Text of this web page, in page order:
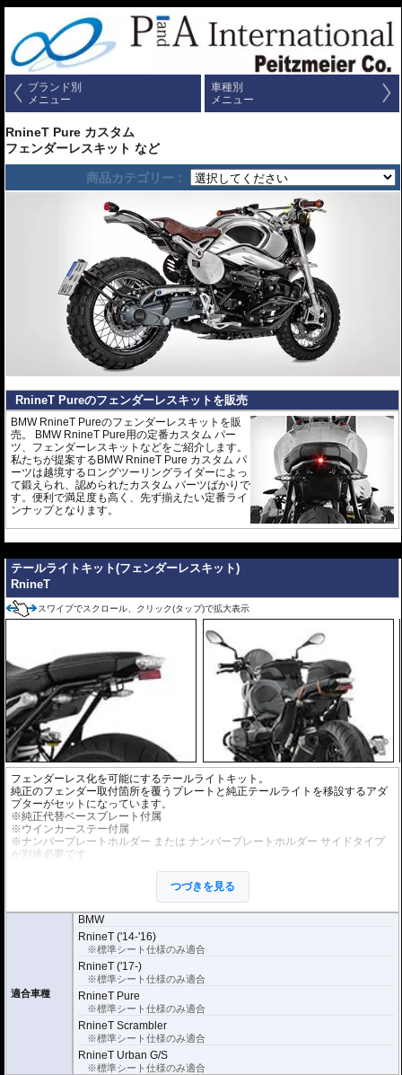
ブランド別
メニュー
車種別
メニュー
RnineT Pure カスタム
フェンダーレスキット など
商品カテゴリー :
RnineT Pureのフェンダーレスキットを販売
BMW RnineT Pureのフェンダーレスキットを販
売。 BMW RnineT Pure用の定番カスタム パー
ツ、フェンダーレスキットなどをご紹介します。
私たちが提案するBMW RnineT Pure カスタム パ
ーツは越境するロングツーリングライダーによっ
て鍛えられ、認められたカスタム パーツばかりで
す。便利で満足度も高く、先ず揃えたい定番ライ
ンナップとなります。
テールライトキット(フェンダーレスキット)
RnineT
スワイプでスクロール、クリック(タップ)で拡大表示
フェンダーレス化を可能にするテールライトキット。
純正のフェンダー取付箇所を覆うプレートと純正テールライトを移設するアダ
プターがセットになっています。
※純正代替ベースプレート付属
※ウインカーステー付属
※ナンバープレートホルダー または ナンバープレートホルダー サイドタイプ
が別途必要です。
※取付保証はノーマル車両に対してのみとなります。他社製品との組み合わせ
などで加工の必要可否などはお答えすることができません。マニュアルを参考
にご判断下さい。
つづきを見る
適合車種
BMW
RnineT ('14-'16)
※標準シート仕様のみ適合
RnineT ('17-)
※標準シート仕様のみ適合
RnineT Pure
※標準シート仕様のみ適合
RnineT Scrambler
※標準シート仕様のみ適合
RnineT Urban G/S
※標準シート仕様のみ適合